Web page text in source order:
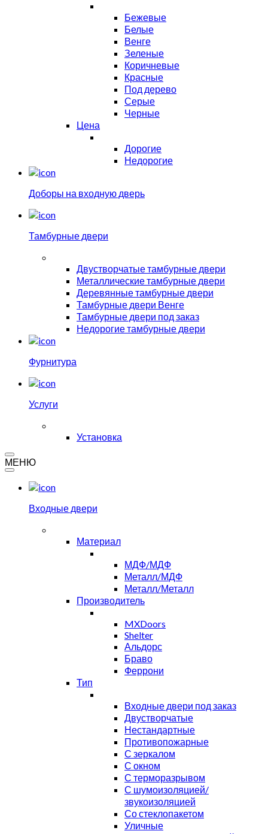
Бежевые
Белые
Венге
Зеленые
Коричневые
Красные
Под дерево
Серые
Черные
Цена
Дорогие
Недорогие
Доборы на входную дверь
Тамбурные двери
Двустворчатые тамбурные двери
Металлические тамбурные двери
Деревянные тамбурные двери
Тамбурные двери Венге
Тамбурные двери под заказ
Недорогие тамбурные двери
Фурнитура
Услуги
Установка
МЕНЮ
Входные двери
Материал
МДФ/МДФ
Металл/МДФ
Металл/Металл
Производитель
MXDoors
Shelter
Альдорс
Браво
Феррони
Тип
Входные двери под заказ
Двустворчатые
Нестандартные
Противопожарные
С зеркалом
С окном
С терморазрывом
С шумоизоляцией/
звукоизоляцией
Со стеклопакетом
Уличные